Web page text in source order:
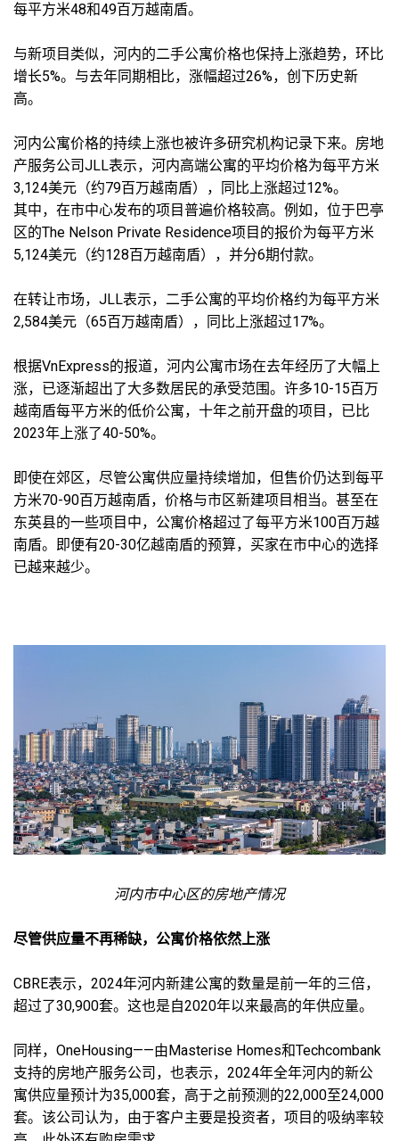
每平方米48和49百万越南盾。
与新项目类似，河内的二手公寓价格也保持上涨趋势，环比
增长5%。与去年同期相比，涨幅超过26%，创下历史新
高。
河内公寓价格的持续上涨也被许多研究机构记录下来。房地
产服务公司JLL表示，河内高端公寓的平均价格为每平方米
3,124美元（约79百万越南盾），同比上涨超过12%。
其中，在市中心发布的项目普遍价格较高。例如，位于巴亭
区的The Nelson Private Residence项目的报价为每平方米
5,124美元（约128百万越南盾），并分6期付款。
在转让市场，JLL表示，二手公寓的平均价格约为每平方米
2,584美元（65百万越南盾），同比上涨超过17%。
根据VnExpress的报道，河内公寓市场在去年经历了大幅上
涨，已逐渐超出了大多数居民的承受范围。许多10-15百万
越南盾每平方米的低价公寓，十年之前开盘的项目，已比
2023年上涨了40-50%。
即使在郊区，尽管公寓供应量持续增加，但售价仍达到每平
方米70-90百万越南盾，价格与市区新建项目相当。甚至在
东英县的一些项目中，公寓价格超过了每平方米100百万越
南盾。即便有20-30亿越南盾的预算，买家在市中心的选择
已越来越少。
河内市中心区的房地产情况
尽管供应量不再稀缺，公寓价格依然上涨
CBRE表示，2024年河内新建公寓的数量是前一年的三倍，
超过了30,900套。这也是自2020年以来最高的年供应量。
同样，OneHousing——由Masterise Homes和Techcombank
支持的房地产服务公司，也表示，2024年全年河内的新公
寓供应量预计为35,000套，高于之前预测的22,000至24,000
套。该公司认为，由于客户主要是投资者，项目的吸纳率较